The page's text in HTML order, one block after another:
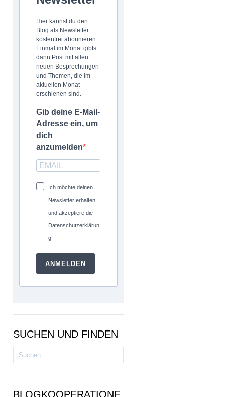
Hier kannst du den
Blog als Newsletter
kostenfrei abonnieren.
Einmal im Monat gibts
dann Post mit allen
neuen Besprechungen
und Themen, die im
aktuellen Monat
erschienen sind.
Gib deine E-Mail-
Adresse ein, um
dich
anzumelden
Ich möchte deinen
Newsletter erhalten
und akzeptiere die
Datenschutzerklärun
g.
ANMELDEN
SUCHEN UND FINDEN
Suchen
nach:
BLOGKOOPERATIONE